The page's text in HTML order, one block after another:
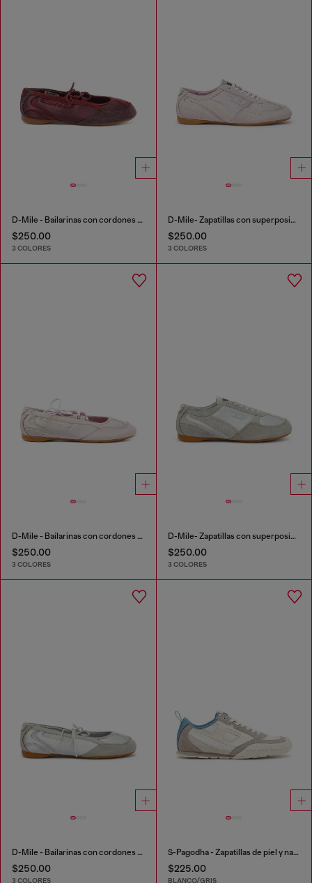
D-Mile - Bailarinas con cordones en piel y malla
$250.00
3 COLORES
D-Mile- Zapatillas con superposiciones de ante
$250.00
3 COLORES
D-Mile - Bailarinas con cordones en piel y malla
$250.00
3 COLORES
D-Mile- Zapatillas con superposiciones de ante
$250.00
3 COLORES
D-Mile - Bailarinas con cordones en piel y malla
$250.00
3 COLORES
S-Pagodha - Zapatillas de piel y nailon con lengüeta de espuma
$225.00
BLANCO/GRIS